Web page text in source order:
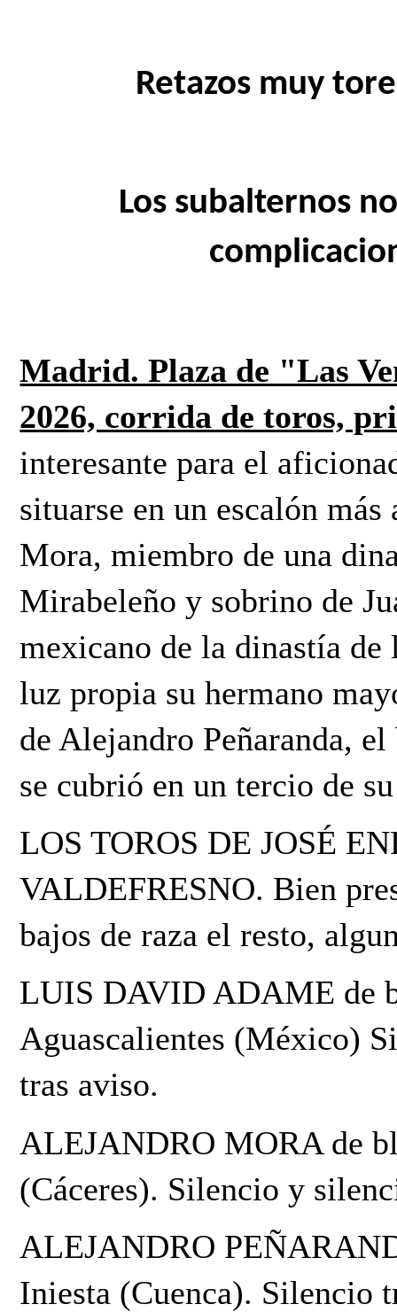
Retazos muy
Los subalternos
Madrid. Plaza de "Las
2026, corrida de toros,
interesante para el
situarse en un escalón
Mora, miembro de una
Mirabeleño y sobrino de
mexicano de la dinastía
luz propia su hermano
de Alejandro Peñaranda,
se cubrió en un tercio de
LOS TOROS DE JOSÉ
VALDEFRESNO. Bien
bajos de raza el resto,
LUIS DAVID ADAME de
Aguascalientes (México)
tras aviso.
ALEJANDRO MORA de
(Cáceres). Silencio y
ALEJANDRO
Iniesta (Cuenca). Silencio